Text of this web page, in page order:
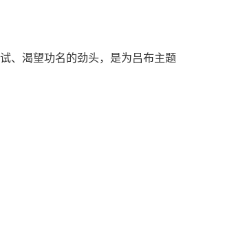
、渴望功名的劲头，是为吕布主题